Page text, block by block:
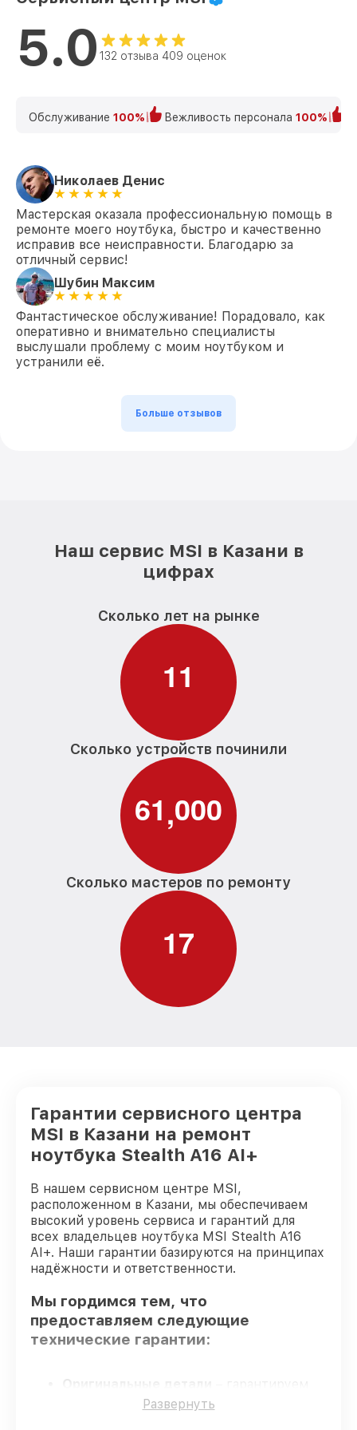
5.0 132 отзыва 409 оценок
Обслуживание 100% Вежливость персонала 100%
Николаев Денис
Мастерская оказала профессиональную помощь в
ремонте моего ноутбука, быстро и качественно
исправив все неисправности. Благодарю за
отличный сервис!
Шубин Максим
Фантастическое обслуживание! Порадовало, как
оперативно и внимательно специалисты
выслушали проблему с моим ноутбуком и
устранили её.
Больше отзывов
Наш сервис MSI в Казани в
цифрах
Сколько лет на рынке
11
Сколько устройств починили
61,000
Сколько мастеров по ремонту
17
Гарантии сервисного центра
MSI в Казани на ремонт
ноутбука Stealth A16 AI+
В нашем сервисном центре MSI,
расположенном в Казани, мы обеспечиваем
высокий уровень сервиса и гарантий для
всех владельцев ноутбука MSI Stealth A16
AI+. Наши гарантии базируются на принципах
надёжности и ответственности.
Мы гордимся тем, что
предоставляем следующие
технические гарантии:
Оригинальные детали
использование фирменных запчастей для
Развернуть